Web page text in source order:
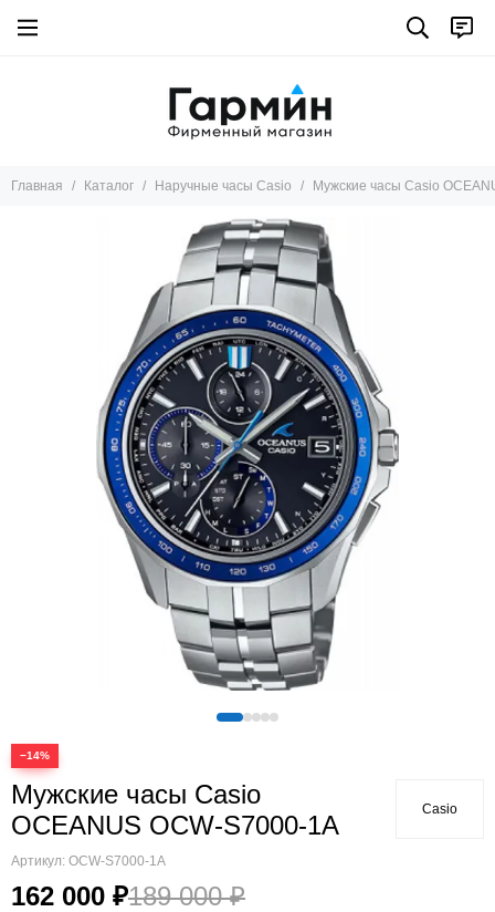
Главная Каталог Наручные часы Casio Мужские часы Casio
−14%
Мужские часы Casio
OCEANUS OCW-S7000-1A
Артикул: OCW-S7000-1A
162 000 ₽189 000 ₽
Casio